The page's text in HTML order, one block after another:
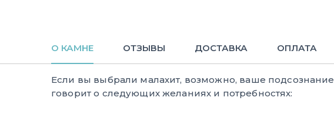
О КАМНЕ ОТЗЫВЫ ДОСТАВКА ОПЛАТА
Если вы выбрали малахит, возможно, ваше подсознание
говорит о следующих желаниях и потребностях: